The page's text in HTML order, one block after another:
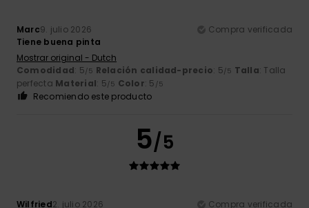
Marc9. julio 2026
Compra verificada
Tiene buena pinta
Mostrar original - Dutch
Comodidad: 5/5 Relación calidad-precio: 5/5 Talla: Talla
perfecta Material: 5/5 Color: 5 /5
Recomiendo este producto
5/5
Wilfried2. julio 2026
Compra verificada